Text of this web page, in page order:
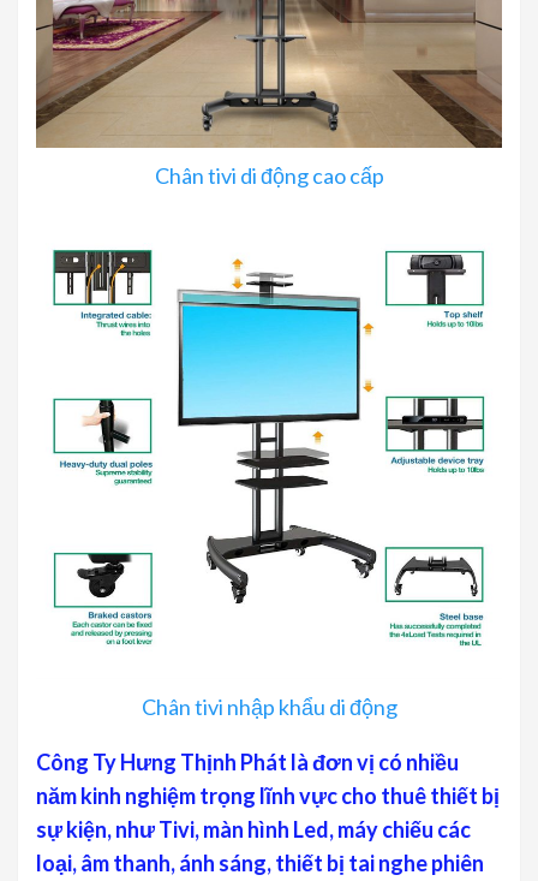
Chân tivi di động cao cấp
Chân tivi nhập khẩu di động
Công Ty Hưng Thịnh Phát là đơn vị có nhiều
năm kinh nghiệm trọng lĩnh vực cho thuê thiết bị
sự kiện, như Tivi, màn hình Led, máy chiếu các
loại, âm thanh, ánh sáng, thiết bị tai nghe phiên